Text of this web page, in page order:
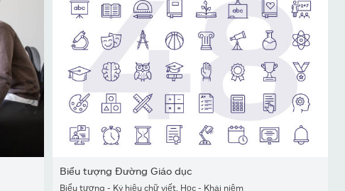
Biểu tượng Đường Giáo dục
Biểu tượng - Ký hiệu chữ viết, Học - Khái niệm